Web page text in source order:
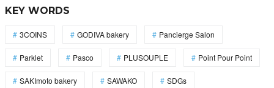
KEY WORDS
3COINS GODIVA bakery Pancierge Salon
Parklet Pasco PLUSOUPLE Point Pour Point
SAKImoto bakery SAWAKO SDGs